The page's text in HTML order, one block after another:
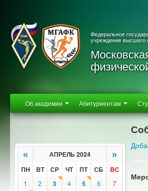
Федеральное
учреждение высшего
Об академии Абитуриентам
« АПРЕЛЬ 2024 »
ПН ВТ СР ЧТ ПТ СБ ВС
1 2 3 4 5 6 7